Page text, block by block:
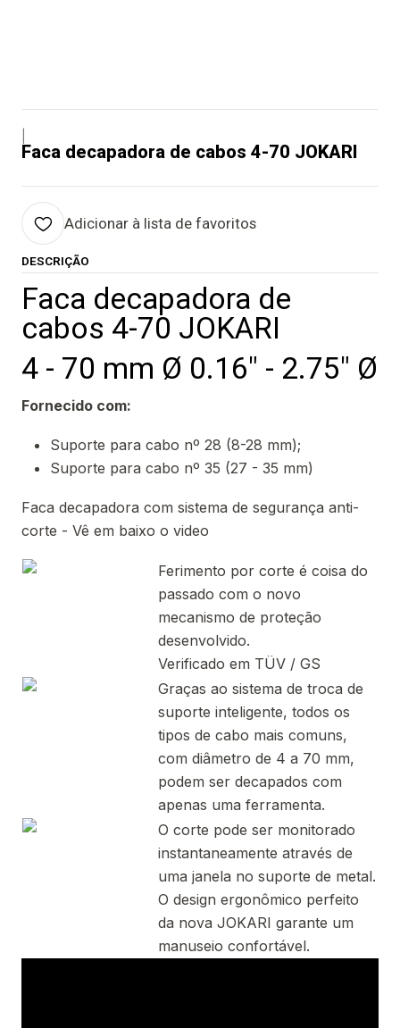
Faca decapadora de cabos 4-70 JOKARI
Adicionar à lista de favoritos
DESCRIÇÃO
Faca decapadora de
cabos 4-70 JOKARI
4 - 70 mm Ø 0.16" - 2.75" Ø
Fornecido com:
Suporte para cabo nº 28 (8-28 mm);
Suporte para cabo nº 35 (27 - 35 mm)
Faca decapadora com sistema de segurança anti-
corte - Vê em baixo o video
Ferimento por corte é coisa do
passado com o novo
mecanismo de proteção
desenvolvido.
Verificado em TÜV / GS
Graças ao sistema de troca de
suporte inteligente, todos os
tipos de cabo mais comuns,
com diâmetro de 4 a 70 mm,
podem ser decapados com
apenas uma ferramenta.
O corte pode ser monitorado
instantaneamente através de
uma janela no suporte de metal.
O design ergonômico perfeito
da nova JOKARI garante um
manuseio confortável.